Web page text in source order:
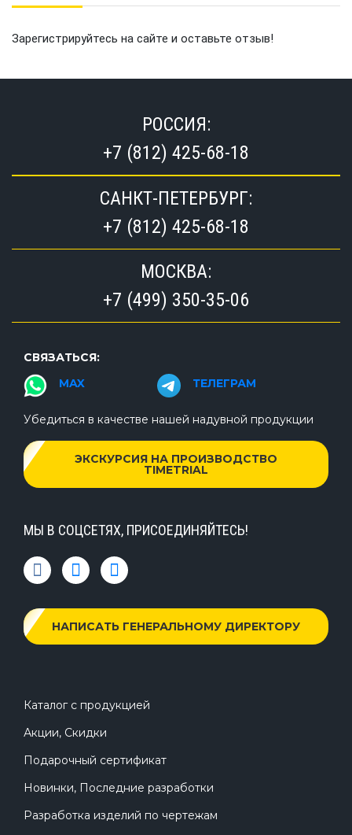
Зарегистрируйтесь на сайте и оставьте отзыв!
РОССИЯ:
+7 (812) 425-68-18
САНКТ-ПЕТЕРБУРГ:
+7 (812) 425-68-18
МОСКВА:
+7 (499) 350-35-06
СВЯЗАТЬСЯ:
MAX
ТЕЛЕГРАМ
Убедиться в качестве нашей надувной продукции
ЭКСКУРСИЯ НА ПРОИЗВОДСТВО
TIMETRIAL
МЫ В СОЦСЕТЯХ, ПРИСОЕДИНЯЙТЕСЬ!
НАПИСАТЬ ГЕНЕРАЛЬНОМУ ДИРЕКТОРУ
Каталог с продукцией
Акции, Скидки
Подарочный сертификат
Новинки, Последние разработки
Разработка изделий по чертежам